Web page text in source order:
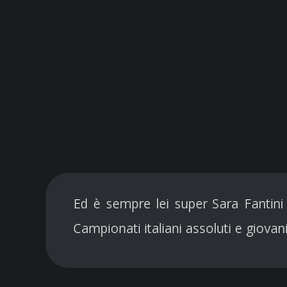
Ed è sempre lei super Sara
Campionati italiani assoluti e